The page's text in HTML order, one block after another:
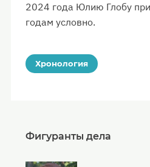
2024 года Юлию Глобу
годам условно.
Хронология
Фигуранты дела